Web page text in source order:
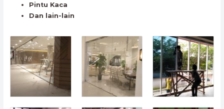
Pintu Kaca
Dan lain-lain